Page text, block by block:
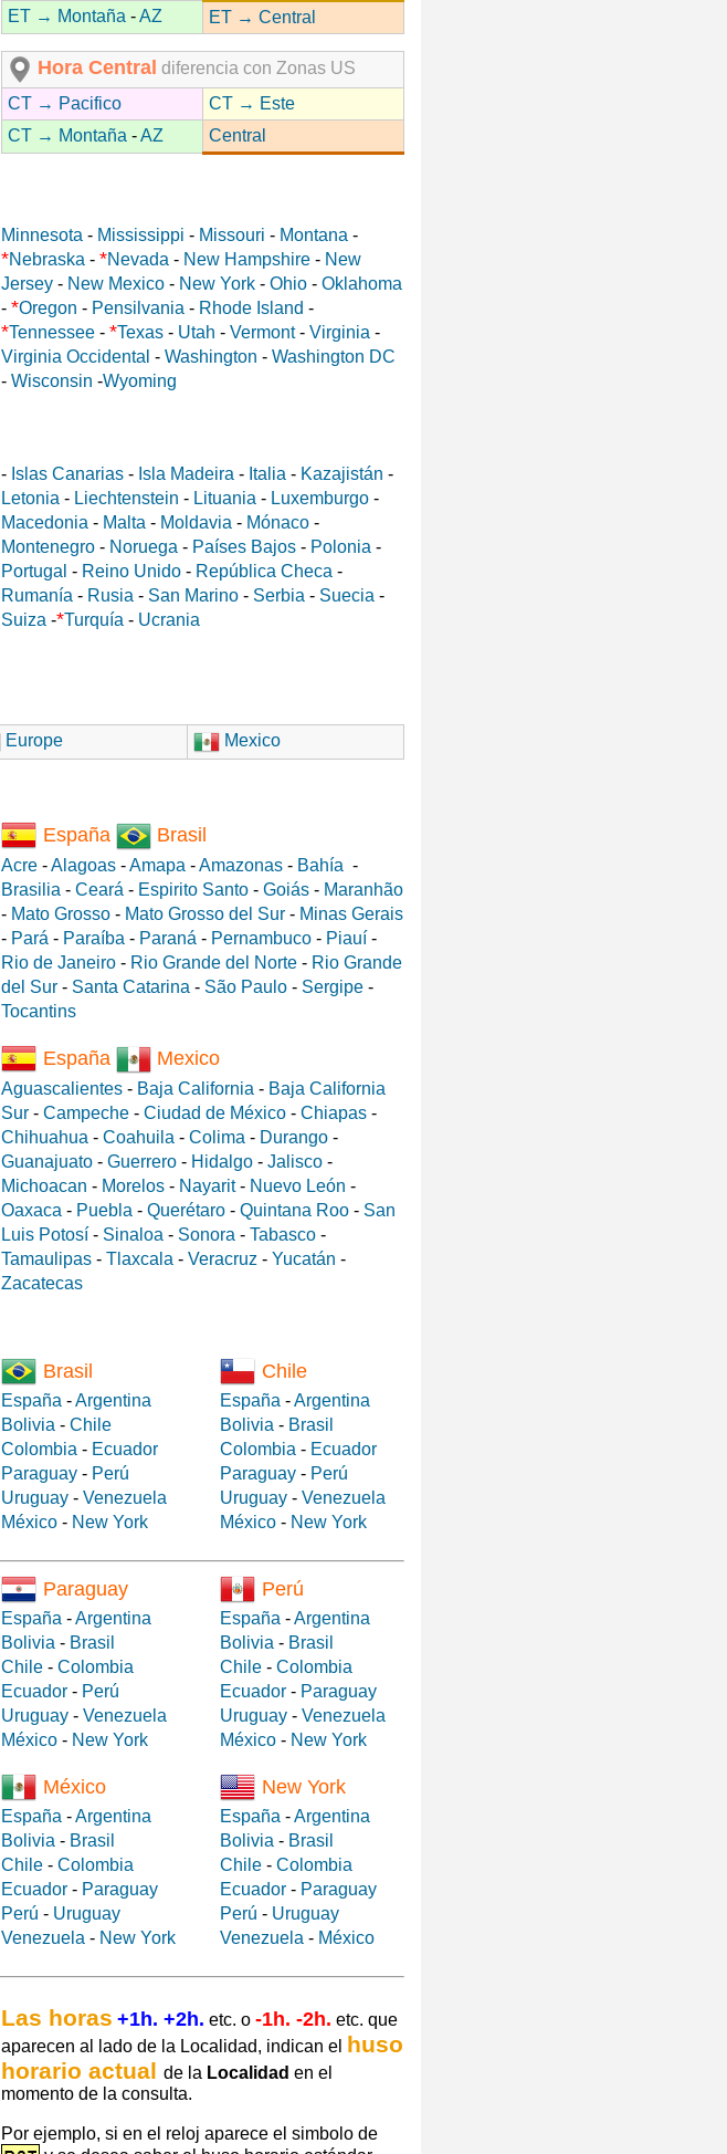
ET → Montaña -AZ ET → Central
Hora Central diferencia con Zonas US
CT → Pacifico
CT → Este
CT → Montaña -AZ Central
Minnesota - Mississippi - Missouri - Montana -
*Nebraska - *Nevada - New Hampshire - New
Jersey - New Mexico - New York - Ohio - Oklahoma
- *Oregon - Pensilvania - Rhode Island -
*Tennessee - *Texas - Utah - Vermont- Virginia -
Virginia Occidental - Washington - Washington DC
- Wisconsin -Wyoming
- Islas Canarias - Isla Madeira - Italia - Kazajistán -
Letonia - Liechtenstein - Lituania - Luxemburgo -
Macedonia - Malta - Moldavia - Mónaco -
Montenegro - Noruega - Países Bajos - Polonia -
Portugal - Reino Unido - República Checa -
Rumanía - Rusia - San Marino - Serbia - Suecia -
Suiza -*Turquía - Ucrania
Europe Mexico
España Brasil
Acre -Alagoas -Amapa -Amazonas - Bahía -
Brasilia - Ceará - Espirito Santo - Goiás - Maranhão
- Mato Grosso - Mato Grosso del Sur - Minas Gerais
- Pará - Paraíba - Paraná - Pernambuco - Piauí -
Rio de Janeiro - Rio Grande del Norte - Rio Grande
del Sur - Santa Catarina - São Paulo - Sergipe -
Tocantins
España Mexico
Aguascalientes - Baja California - Baja California
Sur - Campeche - Ciudad de México - Chiapas -
Chihuahua - Coahuila - Colima - Durango -
Guanajuato - Guerrero - Hidalgo - Jalisco -
Michoacan - Morelos - Nayarit- Nuevo León -
Oaxaca - Puebla - Querétaro - Quintana Roo - San
Luis Potosí - Sinaloa - Sonora - Tabasco -
Tamaulipas - Tlaxcala - Veracruz - Yucatán -
Zacatecas
Brasil
España -Argentina
Bolivia - Chile
Colombia - Ecuador
Paraguay - Perú
Uruguay - Venezuela
México - New York
Chile
España -Argentina
Bolivia - Brasil
Colombia - Ecuador
Paraguay- Perú
Uruguay- Venezuela
México- New York
Paraguay
España -Argentina
Bolivia - Brasil
Chile - Colombia
Ecuador - Perú
Uruguay - Venezuela
México - New York
Perú
España -Argentina
Bolivia - Brasil
Chile- Colombia
Ecuador- Paraguay
Uruguay- Venezuela
México- New York
México
España -Argentina
Bolivia - Brasil
Chile - Colombia
Ecuador - Paraguay
Perú - Uruguay
Venezuela - New York
New York
España -Argentina
Bolivia - Brasil
Chile- Colombia
Ecuador- Paraguay
Perú - Uruguay
Venezuela - México
Las horas +1h. +2h. etc. o -1h. -2h. etc. que
aparecen al lado de la Localidad, indican el huso
horario actual de la Localidad en el
momento de la consulta.
Por ejemplo, si en el reloj aparece el simbolo de